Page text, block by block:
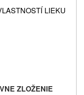
LIEKU
ZLOŽENIE